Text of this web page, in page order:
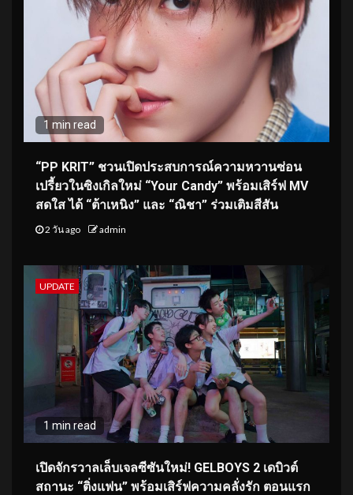
1 min read
“PP KRIT” ชวนเปิดประสบการณ์ความหวานซ่อน
เปรี้ยวในซิงเกิลใหม่ “Your Candy” พร้อมเสิร์ฟ MV
สดใส ได้ “ต้าเหนิง” และ “ณิชา” ร่วมเติมสีสัน
2 วัน ago admin
UPDATE
1 min read
เปิดจักรวาลเล็บเจลซีซันใหม่! GELBOYS 2 เดบิวต์
สถานะ “ติ่งแฟน” พร้อมเสิร์ฟความคลั่งรัก ตอนแรก